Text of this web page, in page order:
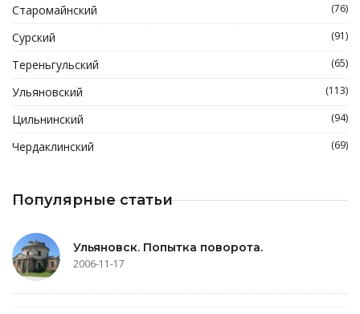
Старомайнский (76)
Сурский (91)
Тереньгульский (65)
Ульяновский (113)
Цильнинский (94)
Чердаклинский (69)
Популярные статьи
Ульяновск. Попытка поворота.
2006-11-17